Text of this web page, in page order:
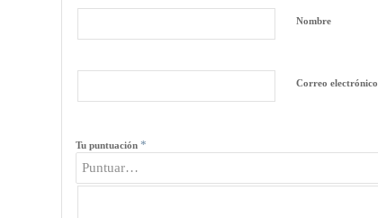
Nombre
Correo electrónico
Tu puntuación*